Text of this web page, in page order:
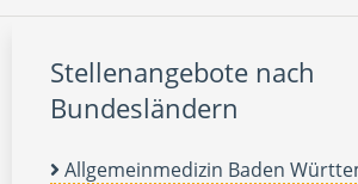
Stellenangebote nach
Bundesländern
Allgemeinmedizin Baden